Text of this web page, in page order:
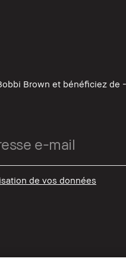
Brown et bénéficiez de
de vos données